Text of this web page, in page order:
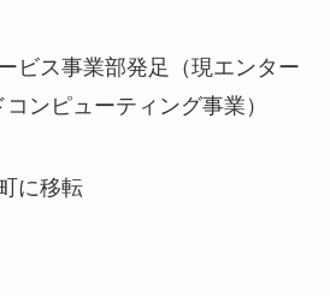
ビス事業部発足（現エンター
ンピューティング事業）
に移転